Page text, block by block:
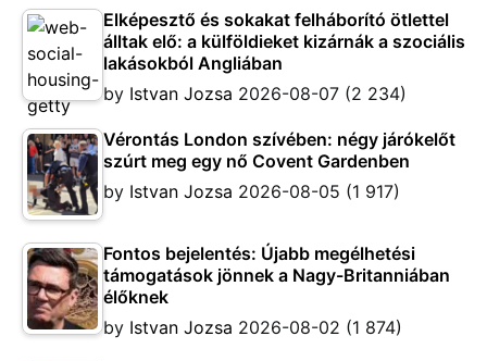
Elképesztő és sokakat felháborító ötlettel
álltak elő: a külföldieket kizárnák a szociális
lakásokból Angliában
by Istvan Jozsa 2026-08-07 (2 234)
Vérontás London szívében: négy járókelőt
szúrt meg egy nő Covent Gardenben
by Istvan Jozsa 2026-08-05 (1 917)
Fontos bejelentés: Újabb megélhetési
támogatások jönnek a Nagy-Britanniában
élőknek
by Istvan Jozsa 2026-08-02 (1 874)